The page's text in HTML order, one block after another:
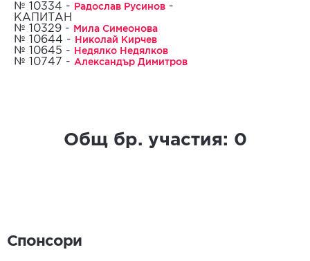
№ 10334 - Радослав Русинов -
КАПИТАН
№ 10329 - Мила Симеонова
№ 10644 - Николай Кирчев
№ 10645 - Недялко Недялков
№ 10747 - Александър Димитров
Общ бр. участия: 0
Спонсори